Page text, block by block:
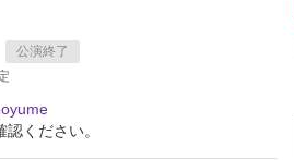
公演終了
ください。